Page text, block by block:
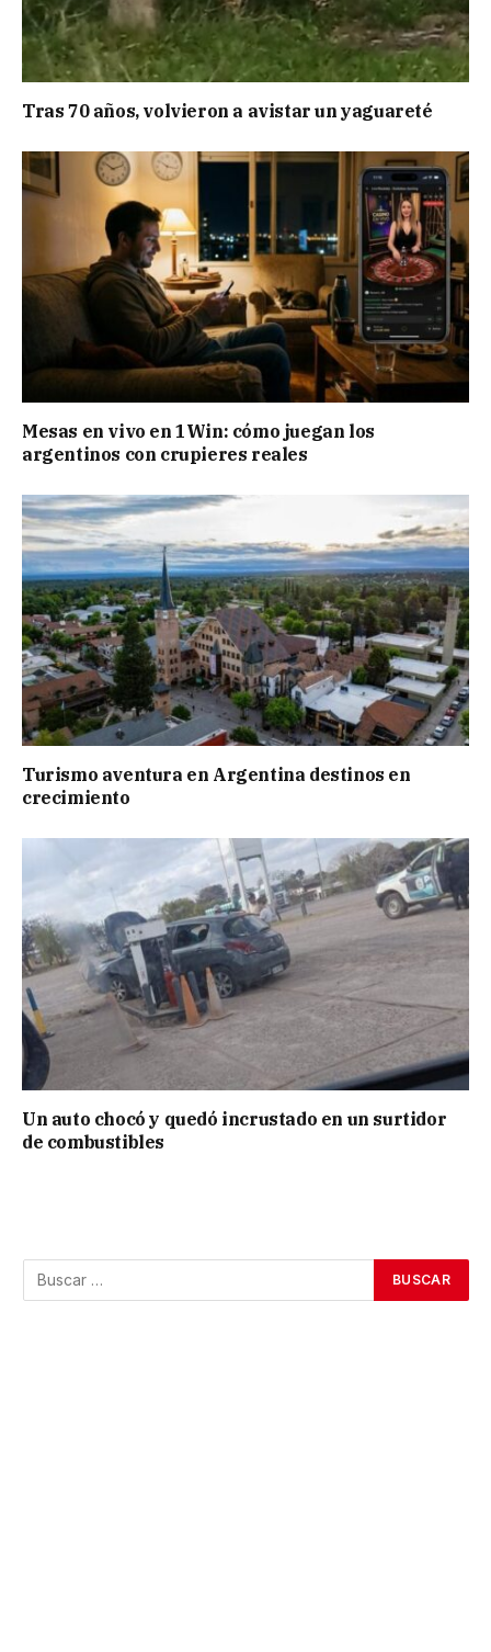
Tras 70 años, volvieron a avistar un yaguareté
Mesas en vivo en 1Win: cómo juegan los
argentinos con crupieres reales
Turismo aventura en Argentina destinos en
crecimiento
Un auto chocó y quedó incrustado en un surtidor
de combustibles